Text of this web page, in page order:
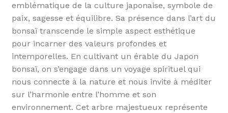
emblématique de la culture japonaise, symbole de
paix, sagesse et équilibre. Sa présence dans l’art du
bonsaï transcende le simple aspect esthétique
pour incarner des valeurs profondes et
intemporelles. En cultivant un érable du Japon
bonsaï, on s’engage dans un voyage spirituel qui
nous connecte à la nature et nous invite à méditer
sur l’harmonie entre l’homme et son
environnement. Cet arbre majestueux représente